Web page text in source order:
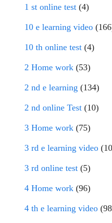
1 st online test (4)
10 e learning video
10 th online test (4)
2 Home work (53)
2 nd e learning (134)
2 nd online Test (10)
3 Home work (75)
3 rd e learning video
3 rd online test (5)
4 Home work (96)
4 th e learning video